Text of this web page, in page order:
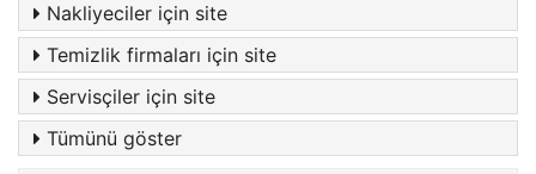
Nakliyeciler için site
Temizlik firmaları için site
Servisçiler için site
Tümünü göster